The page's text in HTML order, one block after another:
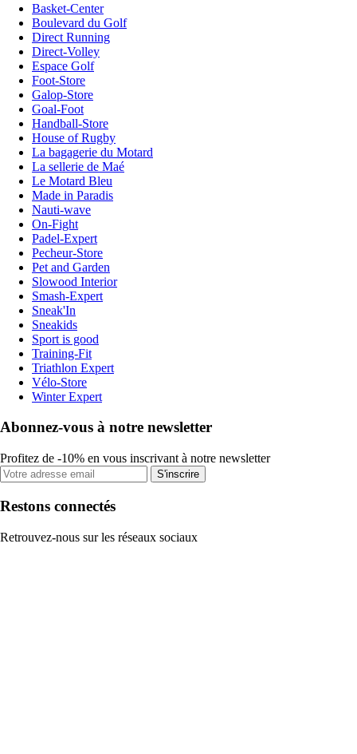
Basket-Center
Boulevard du Golf
Direct Running
Direct-Volley
Espace Golf
Foot-Store
Galop-Store
Goal-Foot
Handball-Store
House of Rugby
La bagagerie du Motard
La sellerie de Maé
Le Motard Bleu
Made in Paradis
Nauti-wave
On-Fight
Padel-Expert
Pecheur-Store
Pet and Garden
Slowood Interior
Smash-Expert
Sneak'In
Sneakids
Sport is good
Training-Fit
Triathlon Expert
Vélo-Store
Winter Expert
Abonnez-vous à notre newsletter
Profitez de -10% en vous inscrivant à notre newsletter
S'inscrire
Restons connectés
Retrouvez-nous sur les réseaux sociaux